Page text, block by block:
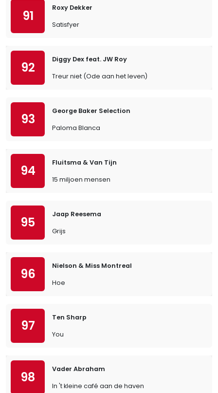
91
Roxy Dekker
Satisfyer
92
Diggy Dex feat. JW Roy
Treur niet (Ode aan het leven)
93
George Baker Selection
Paloma Blanca
94
Fluitsma & Van Tijn
15 miljoen mensen
95
Jaap Reesema
Grijs
96
Nielson & Miss Montreal
Hoe
97
Ten Sharp
You
98
Vader Abraham
In 't kleine café aan de haven